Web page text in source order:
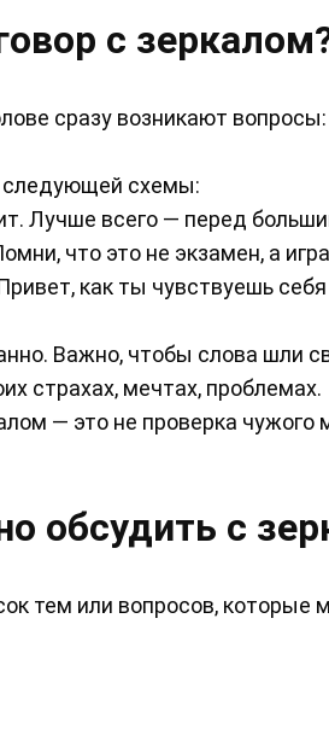
с
сразу возникают
следующей схемы:
Лучше всего — перед
что это не экзамен, а
как ты чувствуешь себя
Важно, чтобы слова шли
страхах, мечтах, проблемах.
— это не проверка чужого
обсудить с
тем или вопросов, которые